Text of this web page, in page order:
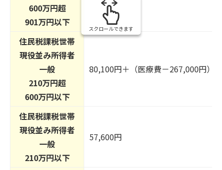
600万円超
901万円以下
住民税課税世帯
現役並み所得者
一般
210万円超
600万円以下
80,100円＋（医療費－267,000円）
住民税課税世帯
現役並み所得者
一般
210万円以下
57,600円
スクロールできます